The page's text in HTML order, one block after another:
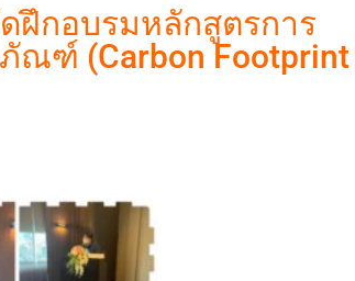
ฝึกอบรมหลักสูตรการ
ณฑ์ (Carbon Footprint